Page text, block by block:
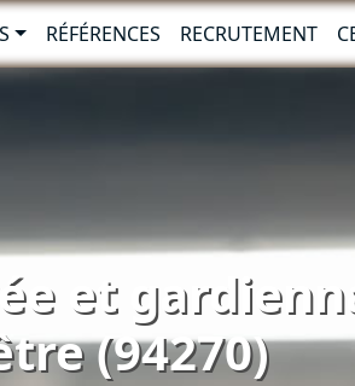
RÉFÉRENCES RECRUTEMENT
et
(94270)